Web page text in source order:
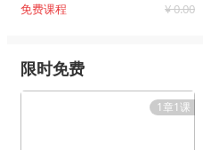
免费课程 ¥ 0.00
限时免费
1章1课